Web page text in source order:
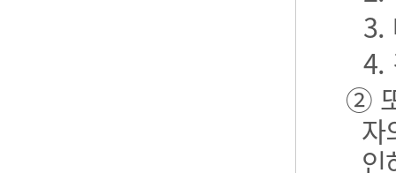
3.
4.
②
자
인